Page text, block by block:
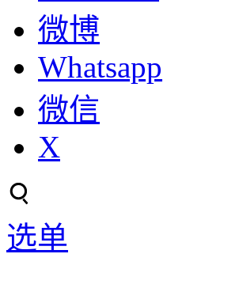
微博
Whatsapp
微信
X
选单